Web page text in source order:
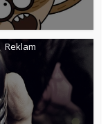
Reklam